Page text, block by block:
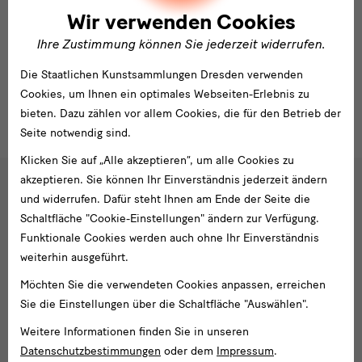
leitete er zahlreiche Forschungsprojekte u.a. im
museumsbezogenen Umfeld des Fachs Musikethnologie und
veröffentlichte zahlreiche wissenschaftliche Publikationen.
Wir verwenden Cookies
Ihre Zustimmung können Sie jederzeit widerrufen.
Die Staatlichen Kunstsammlungen Dresden verwenden
Cookies, um Ihnen ein optimales Webseiten-Erlebnis zu
bieten. Dazu zählen vor allem Cookies, die für den Betrieb der
Seite notwendig sind.
Klicken Sie auf „Alle akzeptieren“, um alle Cookies zu
akzeptieren. Sie können Ihr Einverständnis jederzeit ändern
und widerrufen. Dafür steht Ihnen am Ende der Seite die
Schaltfläche "Cookie-Einstellungen" ändern zur Verfügung.
Funktionale Cookies werden auch ohne Ihr Einverständnis
weiterhin ausgeführt.
Möchten Sie die verwendeten Cookies anpassen, erreichen
Sie die Einstellungen über die Schaltfläche "Auswählen".
Weitere Informationen finden Sie in unseren
Datenschutzbestimmungen oder dem Impressum.
Social
Media
und
Newsletter
Folgen Sie uns
Facebook
X Youtube
Newsletter
Mail-